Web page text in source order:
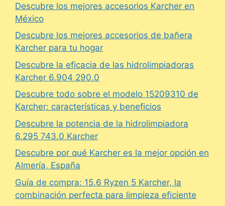
Descubre los mejores accesorios Karcher en
México
Descubre los mejores accesorios de bañera
Karcher para tu hogar
Descubre la eficacia de las hidrolimpiadoras
Karcher 6.904 290.0
Descubre todo sobre el modelo 15209310 de
Karcher: características y beneficios
Descubre la potencia de la hidrolimpiadora
6.295 743.0 Karcher
Descubre por qué Karcher es la mejor opción en
Almería, España
Guía de compra: 15.6 Ryzen 5 Karcher, la
combinación perfecta para limpieza eficiente